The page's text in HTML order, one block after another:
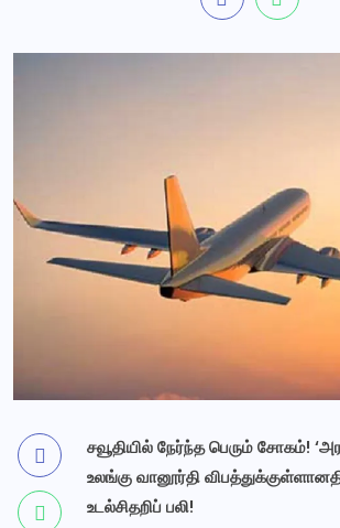
சவூதியில் நேர்ந்த பெரும் சோகம்!
உலங்கு வானூர்தி
உடல்சிதறிப் பலி!